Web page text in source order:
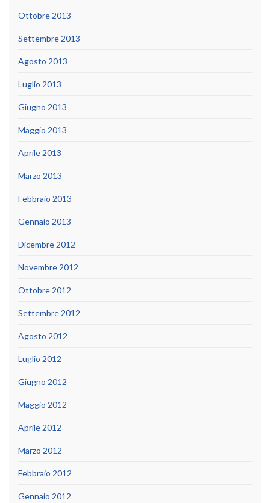
Ottobre 2013
Settembre 2013
Agosto 2013
Luglio 2013
Giugno 2013
Maggio 2013
Aprile 2013
Marzo 2013
Febbraio 2013
Gennaio 2013
Dicembre 2012
Novembre 2012
Ottobre 2012
Settembre 2012
Agosto 2012
Luglio 2012
Giugno 2012
Maggio 2012
Aprile 2012
Marzo 2012
Febbraio 2012
Gennaio 2012